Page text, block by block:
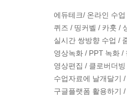
에듀테크/ 온라인 수
퀴즈 / 띵커벨 / 카훗 /
실시간 쌍방향 수업 /
영상녹화 / PPT 녹화 /
영상편집 / 클로버더
수업자료에 날개달기
구글플랫폼 활용하기